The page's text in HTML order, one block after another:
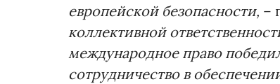
европейской безопасности, –
коллективной
международное право
сотрудничество в